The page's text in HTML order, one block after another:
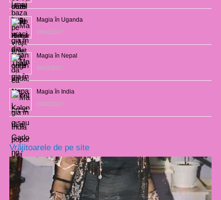
Magia în Uganda
28/02/2017
Magia în Nepal
26/02/2017
Magia în India
23/02/2017
Vrăjitoarele de pe site